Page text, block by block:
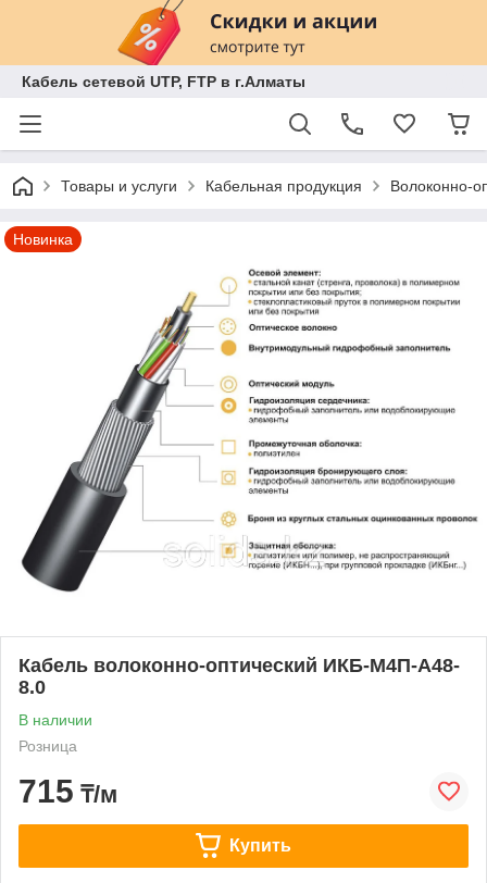
Кабель сетевой UTP, FTP в г.Алматы
Товары и услуги Кабельная продукция Волоконно-
Новинка
Кабель волоконно-оптический ИКБ-М4П-А48-
8.0
В наличии
Розница
715 ₸/м
Купить